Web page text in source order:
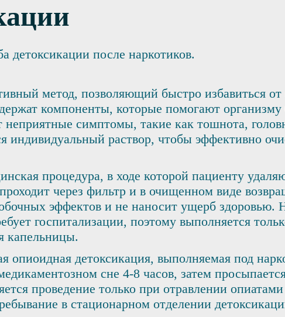
детоксикации после наркотиков.
метод, позволяющий быстро избавиться от
компоненты, которые помогают организму
симптомы, такие как тошнота,
индивидуальный раствор, чтобы эффективно
процедура, в ходе которой пациенту
через фильтр и в очищенном виде
эффектов и не наносит ущерб здоровью.
госпитализации, поэтому выполняется
капельницы.
опиоидная детоксикация, выполняемая под
сне 4-8 часов, затем
проведение только при отравлении
в стационарном отделении